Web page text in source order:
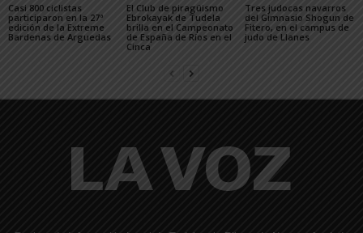
Casi 800 ciclistas
participaron en la 27ª
edición de la Extreme
Bardenas de Arguedas
El Club de piragüismo
Ebrokayak de Tudela
brilla en el Campeonato
de España de Ríos en el
Cinca
Tres judocas navarros
del Gimnasio Shogun de
Fitero, en el campus de
judo de Llanes